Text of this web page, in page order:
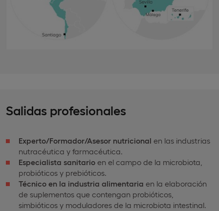
Salidas profesionales
Experto/Formador/Asesor nutricional en las industrias
nutracéutica y farmacéutica.
Especialista sanitario en el campo de la microbiota,
probióticos y prebióticos.
Técnico en la industria alimentaria en la elaboración
de suplementos que contengan probióticos,
simbióticos y moduladores de la microbiota intestinal.